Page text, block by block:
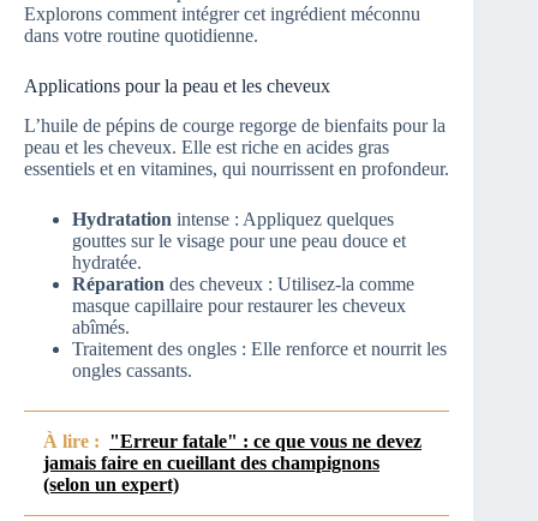
Explorons comment intégrer cet ingrédient méconnu
dans votre routine quotidienne.
Applications pour la peau et les cheveux
L’huile de pépins de courge regorge de bienfaits pour la
peau et les cheveux. Elle est riche en acides gras
essentiels et en vitamines, qui nourrissent en profondeur.
Hydratation intense : Appliquez quelques
gouttes sur le visage pour une peau douce et
hydratée.
Réparation des cheveux : Utilisez-la comme
masque capillaire pour restaurer les cheveux
abîmés.
Traitement des ongles : Elle renforce et nourrit les
ongles cassants.
À lire : "Erreur fatale" : ce que vous ne devez
jamais faire en cueillant des champignons
(selon un expert)